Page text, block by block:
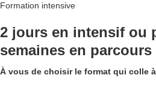
Formation intensive
2 jours en intensif ou
semaines en
À vous de choisir le format qui colle